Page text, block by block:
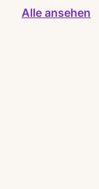
Alle ansehen